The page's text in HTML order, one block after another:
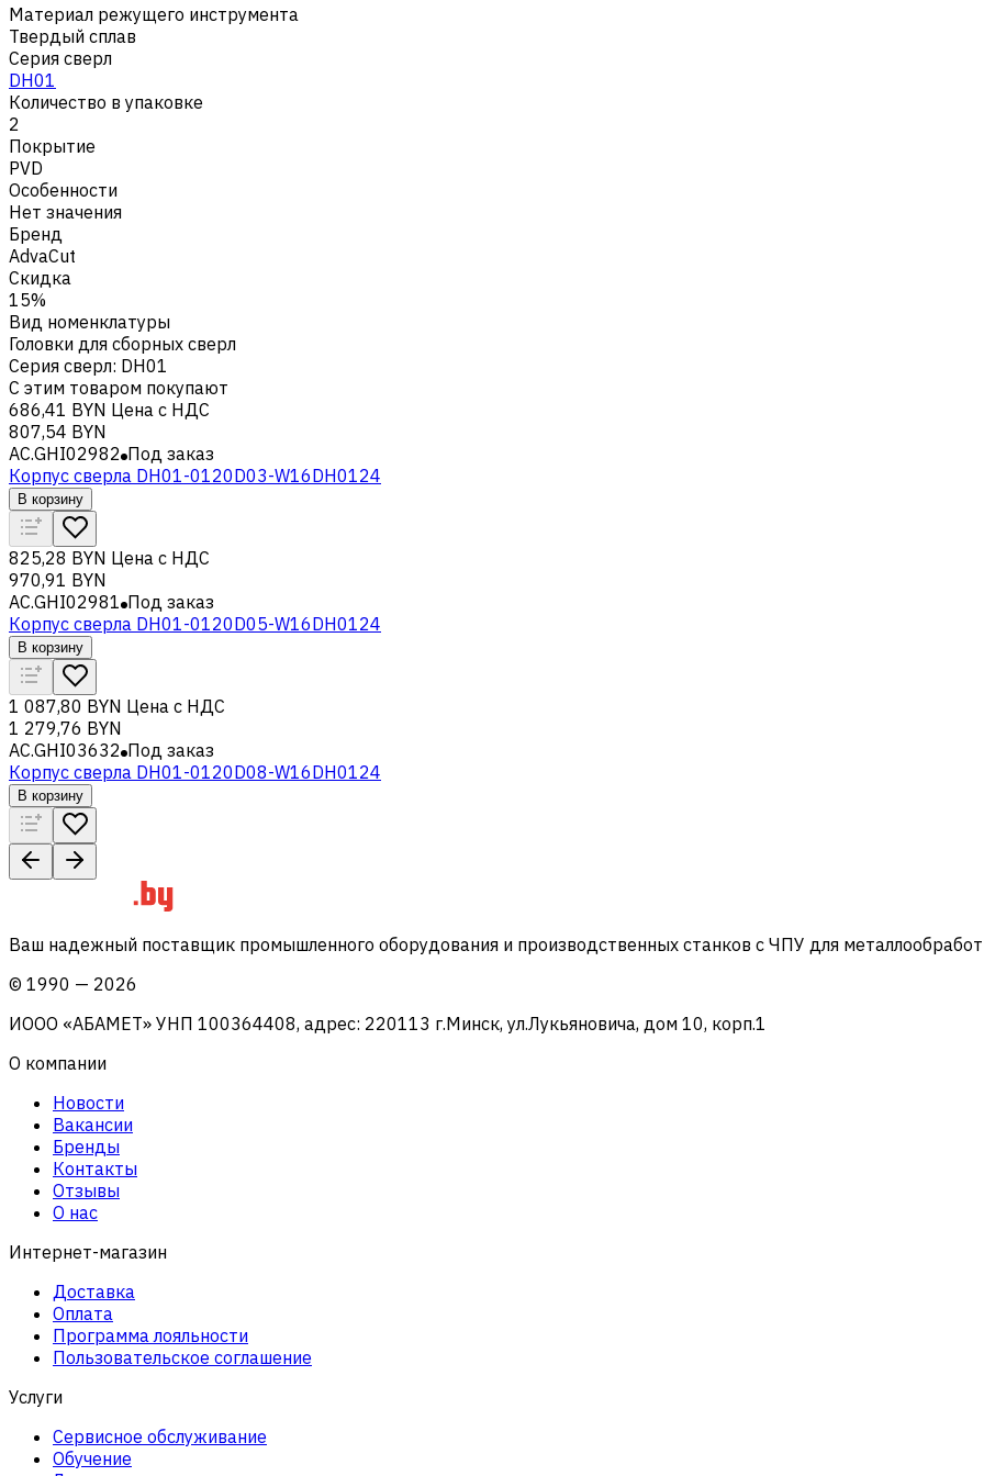
Материал режущего инструмента
Твердый сплав
Серия сверл
DH01
Количество в упаковке
2
Покрытие
PVD
Особенности
Нет значения
Бренд
AdvaCut
Скидка
15%
Вид номенклатуры
Головки для сборных сверл
Серия сверл: DH01
С этим товаром покупают
686,41 BYN Цена с НДС
807,54 BYN
AC.GHI02982 Под заказ
Корпус сверла DH01-0120D03-W16DH0124
В корзину
825,28 BYN Цена с НДС
970,91 BYN
AC.GHI02981 Под заказ
Корпус сверла DH01-0120D05-W16DH0124
В корзину
1 087,80 BYN Цена с НДС
1 279,76 BYN
AC.GHI03632 Под заказ
Корпус сверла DH01-0120D08-W16DH0124
В корзину
Ваш надежный поставщик промышленного оборудования и производственных станков с ЧПУ для
© 1990 — 2026
ИООО «АБАМЕТ» УНП 100364408, адрес: 220113 г.Минск, ул.Лукьяновича, дом 10, корп.1
О компании
Новости
Вакансии
Бренды
Контакты
Отзывы
О нас
Интернет-магазин
Доставка
Оплата
Программа лояльности
Пользовательское соглашение
Услуги
Сервисное обслуживание
Обучение